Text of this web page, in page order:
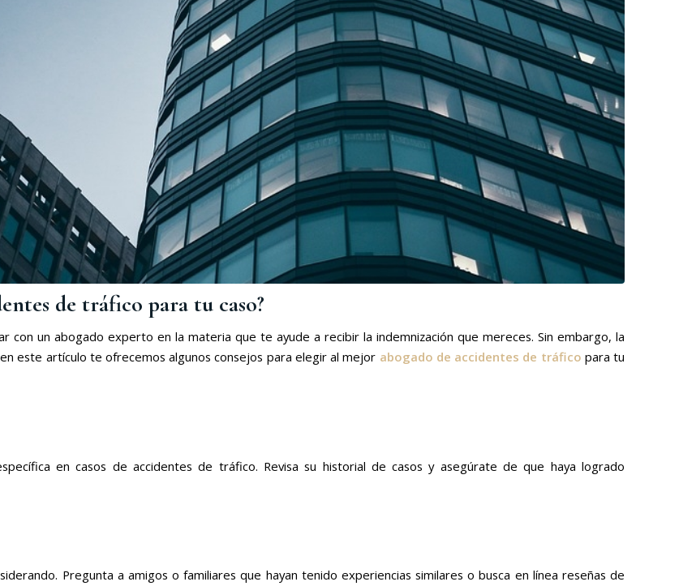
de tráfico para tu caso?
con un abogado experto en la materia que te ayude a recibir la indemnización que mereces. Sin embargo, la
este artículo te ofrecemos algunos consejos para elegir al mejor abogado de accidentes de tráfico para tu
en casos de accidentes de tráfico. Revisa su historial de casos y asegúrate de que haya logrado
Pregunta a amigos o familiares que hayan tenido experiencias similares o busca en línea reseñas de